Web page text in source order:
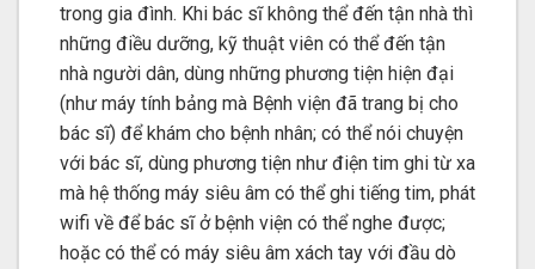
trong gia đình. Khi bác sĩ không thể đến tận nhà thì
những điều dưỡng, kỹ thuật viên có thể đến tận
nhà người dân, dùng những phương tiện hiện đại
(như máy tính bảng mà Bệnh viện đã trang bị cho
bác sĩ) để khám cho bệnh nhân; có thể nói chuyện
với bác sĩ, dùng phương tiện như điện tim ghi từ xa
mà hệ thống máy siêu âm có thể ghi tiếng tim, phát
wifi về để bác sĩ ở bệnh viện có thể nghe được;
hoặc có thể có máy siêu âm xách tay với đầu dò